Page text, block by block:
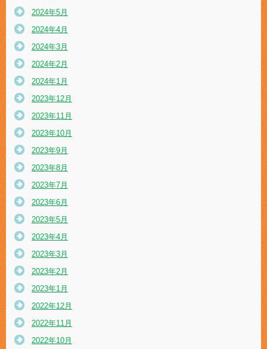
2024年5月
2024年4月
2024年3月
2024年2月
2024年1月
2023年12月
2023年11月
2023年10月
2023年9月
2023年8月
2023年7月
2023年6月
2023年5月
2023年4月
2023年3月
2023年2月
2023年1月
2022年12月
2022年11月
2022年10月